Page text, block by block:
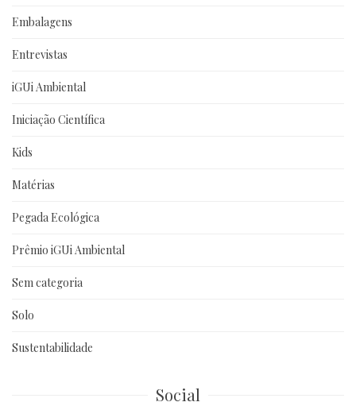
Embalagens
Entrevistas
iGUi Ambiental
Iniciação Científica
Kids
Matérias
Pegada Ecológica
Prêmio iGUi Ambiental
Sem categoria
Solo
Sustentabilidade
Social